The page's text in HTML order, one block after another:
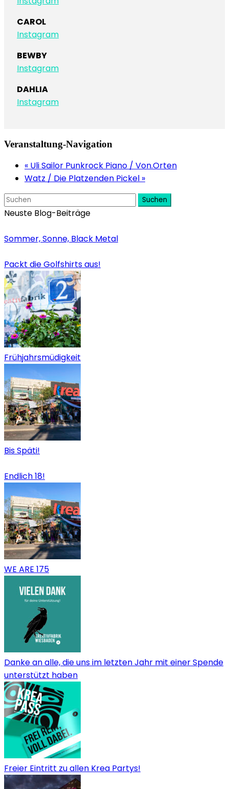
CAROL
Instagram
BEWBY
Instagram
DAHLIA
Instagram
Veranstaltung-Navigation
« Uli Sailor Punkrock Piano / Von.Orten
Watz / Die Platzenden Pickel »
Suchen
Neuste Blog-Beiträge
Sommer, Sonne, Black Metal
Packt die Golfshirts aus!
Frühjahrsmüdigkeit
Bis Späti!
Endlich 18!
WE ARE 175
Danke an alle, die uns im letzten Jahr mit einer Spende
unterstützt haben
Freier Eintritt zu allen Krea Partys!